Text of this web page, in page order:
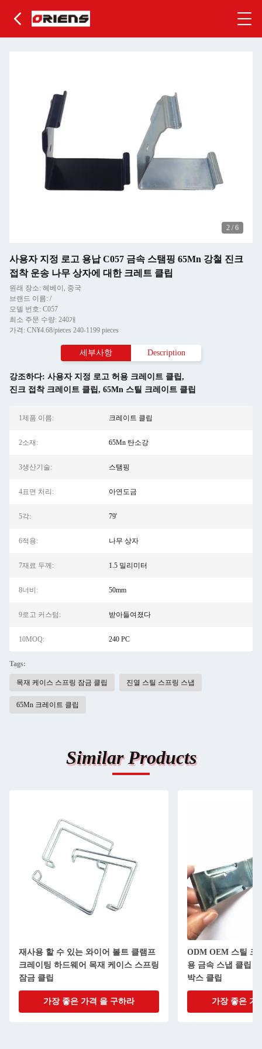
2 / 6
사용자 지정 로고 용납 C057 금속 스탬핑 65Mn 강철 진크
접착 운송 나무 상자에 대한 크레트 클립
원래 장소: 헤베이, 중국
브랜드 이름: /
모델 번호: C057
최소 주문 수량: 240개
가격: CN¥4.68/pieces 240-1199 pieces
세부사항 Description
강조하다: 사용자 지정 로고 허용 크레이트 클립,
진크 접착 크레이트 클립, 65Mn 스틸 크레이트 클립
1제품 이름: 크레이트 클립
2소재: 65Mn 탄소강
3생산기술: 스탬핑
4표면 처리: 아연도금
5각: 79'
6적용: 나무 상자
7재료 두께: 1.5 밀리미터
8너비: 50mm
9로고 커스텀: 받아들여졌다
10MOQ: 240 PC
Tags:
목재 케이스 스프링 잠금 클립 진열 스틸 스프링 스냅
65Mn 크레이트 클립
Similar Products
재사용 할 수 있는 와이어 볼트 클램프
크레이팅 하드웨어 목재 케이스 스프링
잠금 클립
가장 좋은 가격 을 구하라
ODM OEM 스틸 크
용 금속 스냅 클립
박스 클립
가장 좋은 가